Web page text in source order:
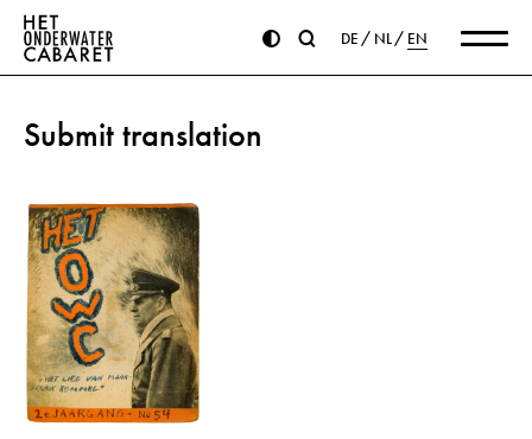
DE NL EN
Submit translation